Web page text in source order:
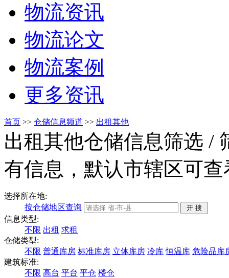
物流资讯
物流论文
物流案例
更多资讯
首页 >> 仓储信息频道 >> 出租其他
出租其他仓储信息筛选 /
有信息，默认市辖区可
选择所在地:
按仓储地区查询
信息类型:
不限 出租 求租
仓储类型:
不限 普通库房 标准库房 立体库房 冷库 恒温库 危险品库
建筑标准:
不限 高台 平台 平仓 楼仓